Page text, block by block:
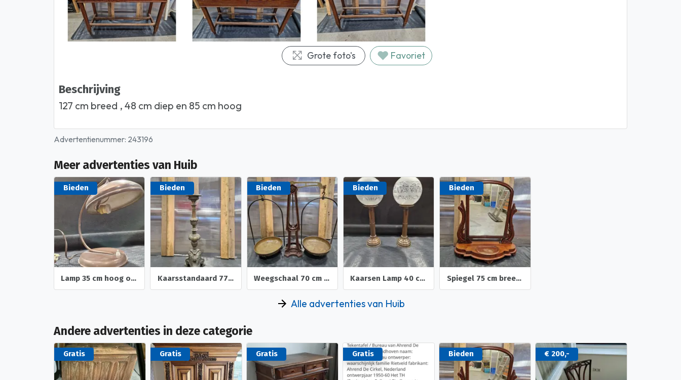
Favoriet
Grote foto's
Beschrijving
127 cm breed , 48 cm diep en 85 cm hoog
Advertentienummer: 243196
Meer advertenties van Huib
Bieden
Lamp 35 cm hoog op ronde voet
Bieden
Kaarsstandaard 77 cm hoog (incl. de kaars)
Bieden
Weegschaal 70 cm breed en 60 cm hoog
Bieden
Kaarsen Lamp 40 cm hoog en breed bol diameter 15 cm
Bieden
Spiegel 75 cm breed en 80 cm hoog
Alle advertenties van Huib
Andere advertenties in deze categorie
Gratis Gratis Gratis Gratis Bieden € 200,-